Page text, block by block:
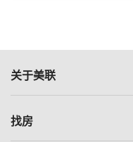
关于美联
美联集团
找房